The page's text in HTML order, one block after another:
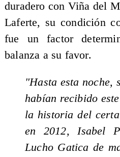
duradero con Viña del
Laferte, su condición
fue un factor
balanza a su favor.
"Hasta esta noche,
habían recibido
la historia del
en 2012, Isabel
Lucho Gatica de